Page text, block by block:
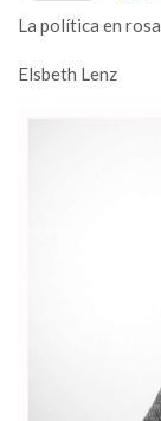
​La política en rosa
Elsbeth Lenz